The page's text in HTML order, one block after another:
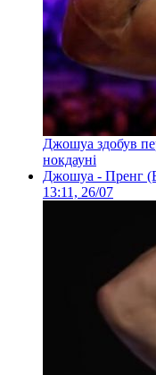
Джошуа здобув
нокдауні
Джошуа - Пренг
13:11, 26/07